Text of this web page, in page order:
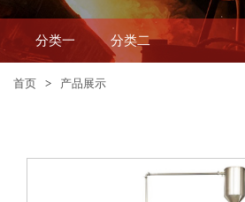
分类一 分类二
首页 > 产品展示